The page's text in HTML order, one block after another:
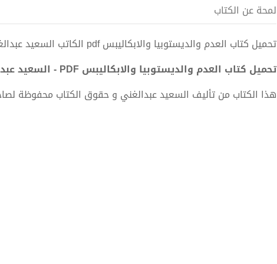
لمحة عن الكتاب
تحميل كتاب العدم والديستوبيا والابكاليبس pdf الكاتب السعيد عبدالغني
تحميل كتاب العدم والديستوبيا والابكاليبس PDF - السعيد عبدالغني
هذا الكتاب من تأليف السعيد عبدالغني و حقوق الكتاب محفوظة